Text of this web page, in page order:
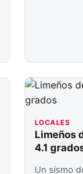
LOCALES
Limeños
4.1
Un sismo